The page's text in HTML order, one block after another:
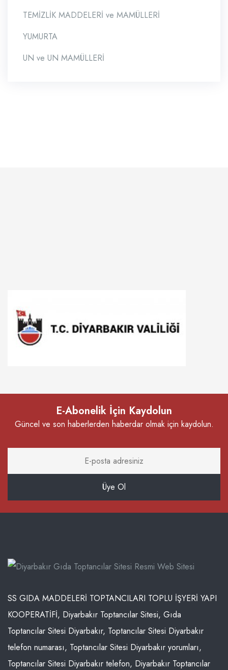
TEMİZLİK MADDELERİ ve MAMÜLLERİ
YUMURTA
UN ve UN MAMÜLLERİ
E-Abonelik İçin Kaydolun
Güncel ve son haberlerden haberdar olmak için kaydolun.
SS GIDA MADDELERİ TOPTANCILARI TOPLU İŞYERİ YAPI
KOOPERATİFİ, Diyarbakır Toptancılar Sitesi, Gıda
Toptancılar Sitesi Diyarbakır, Toptancılar Sitesi Diyarbakır
telefon numarası, Toptancılar Sitesi Diyarbakır yorumları,
Toptancılar Sitesi Diyarbakır telefon, Diyarbakır Toptancılar